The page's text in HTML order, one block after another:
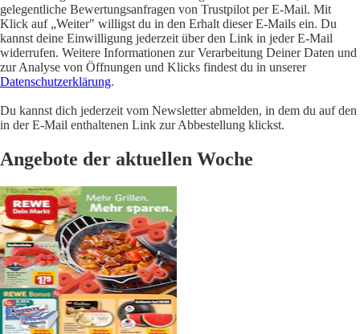
gelegentliche Bewertungsanfragen von Trustpilot per E-Mail. Mit
Klick auf „Weiter" willigst du in den Erhalt dieser E-Mails ein. Du
kannst deine Einwilligung jederzeit über den Link in jeder E-Mail
widerrufen. Weitere Informationen zur Verarbeitung Deiner Daten und
zur Analyse von Öffnungen und Klicks findest du in unserer
Datenschutzerklärung.
Du kannst dich jederzeit vom Newsletter abmelden, in dem du auf den
in der E-Mail enthaltenen Link zur Abbestellung klickst.
Angebote der aktuellen Woche